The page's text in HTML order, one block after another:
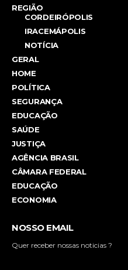
REGIÃO
CORDEIRÓPOLIS
IRACEMÁPOLIS
NOTÍCIA
GERAL
HOME
POLÍTICA
SEGURANÇA
EDUCAÇÃO
SAÚDE
JUSTIÇA
AGÊNCIA BRASIL
CÂMARA FEDERAL
EDUCAÇÃO
ECONOMIA
NOSSO EMAIL
Quer receber nossas noticias ?